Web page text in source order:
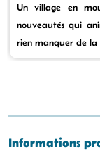
Un village en
nouveautés qui
rien manquer de la
Informations